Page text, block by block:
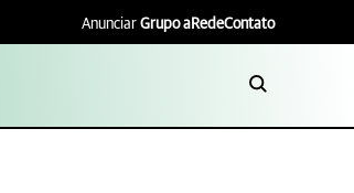
Anunciar Grupo aRedeContato